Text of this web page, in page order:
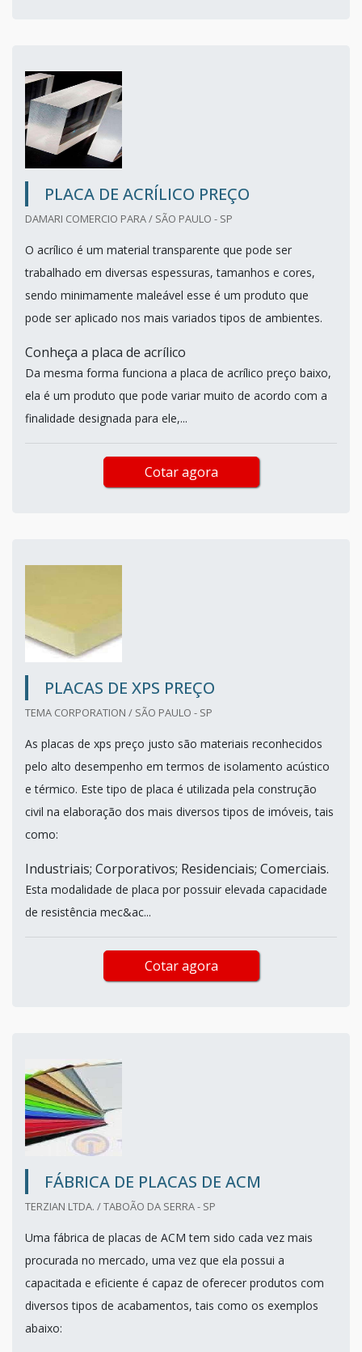
PLACA DE ACRÍLICO PREÇO
DAMARI COMERCIO PARA / SÃO PAULO - SP
O acrílico é um material transparente que pode ser
trabalhado em diversas espessuras, tamanhos e cores,
sendo minimamente maleável esse é um produto que
pode ser aplicado nos mais variados tipos de ambientes.
Conheça a placa de acrílico
Da mesma forma funciona a placa de acrílico preço baixo,
ela é um produto que pode variar muito de acordo com a
finalidade designada para ele,...
Cotar agora
PLACAS DE XPS PREÇO
TEMA CORPORATION / SÃO PAULO - SP
As placas de xps preço justo são materiais reconhecidos
pelo alto desempenho em termos de isolamento acústico
e térmico. Este tipo de placa é utilizada pela construção
civil na elaboração dos mais diversos tipos de imóveis, tais
como:
Industriais; Corporativos; Residenciais; Comerciais.
Esta modalidade de placa por possuir elevada capacidade
de resistência mec&ac...
Cotar agora
FÁBRICA DE PLACAS DE ACM
TERZIAN LTDA. / TABOÃO DA SERRA - SP
Uma fábrica de placas de ACM tem sido cada vez mais
procurada no mercado, uma vez que ela possui a
capacitada e eficiente é capaz de oferecer produtos com
diversos tipos de acabamentos, tais como os exemplos
abaixo: